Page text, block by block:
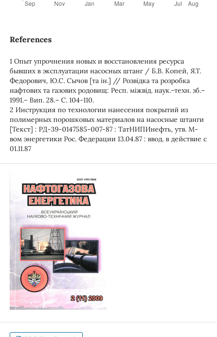
References
1 Опыт упрочнения новых и восстановления ресурса
бывших в эксплуатации насосных штанг / Б.В. Копей, Я.Т.
Федорович, Ю.С. Сычов [та ін.] // Розвідка та розробка
нафтових та газових родовищ: Респ. міжвід. наук.-техн. зб.–
1991.– Вип. 28.– С. 104-110.
2 Инструкция по технологии нанесения покрытий из
полимерных порошковых материалов на насосные штанги
[Текст] : РД-39-0147585-007-87 : ТатНИПИнефть, утв. М-
вом энергетики Рос. Федерации 13.04.87 : ввод. в действие с
01.11.87